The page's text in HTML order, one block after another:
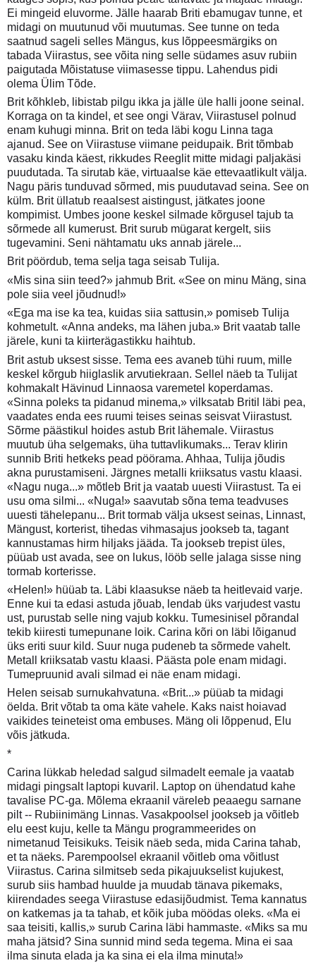
Ei mingeid eluvorme. Jälle haarab Briti ebamugav tunne, et
midagi on muutunud või muutumas. See tunne on teda
saatnud sageli selles Mängus, kus lõppeesmärgiks on
tabada Viirastus, see võita ning selle südames asuv rubiin
paigutada Mõistatuse viimasesse tippu. Lahendus pidi
olema Ülim Tõde.
Brit kõhkleb, libistab pilgu ikka ja jälle üle halli joone seinal.
Korraga on ta kindel, et see ongi Värav, Viirastusel polnud
enam kuhugi minna. Brit on teda läbi kogu Linna taga
ajanud. See on Viirastuse viimane peidupaik. Brit tõmbab
vasaku kinda käest, rikkudes Reeglit mitte midagi paljakäsi
puudutada. Ta sirutab käe, virtuaalse käe ettevaatlikult välja.
Nagu päris tunduvad sõrmed, mis puudutavad seina. See on
külm. Brit üllatub reaalsest aistingust, jätkates joone
kompimist. Umbes joone keskel silmade kõrgusel tajub ta
sõrmede all kumerust. Brit surub mügarat kergelt, siis
tugevamini. Seni nähtamatu uks annab järele...
Brit pöördub, tema selja taga seisab Tulija.
«Mis sina siin teed?» jahmub Brit. «See on minu Mäng, sina
pole siia veel jõudnud!»
«Ega ma ise ka tea, kuidas siia sattusin,» pomiseb Tulija
kohmetult. «Anna andeks, ma lähen juba.» Brit vaatab talle
järele, kuni ta kiirterägastikku haihtub.
Brit astub uksest sisse. Tema ees avaneb tühi ruum, mille
keskel kõrgub hiiglaslik arvutiekraan. Sellel näeb ta Tulijat
kohmakalt Hävinud Linnaosa varemetel koperdamas.
«Sinna poleks ta pidanud minema,» vilksatab Britil läbi pea,
vaadates enda ees ruumi teises seinas seisvat Viirastust.
Sõrme päästikul hoides astub Brit lähemale. Viirastus
muutub üha selgemaks, üha tuttavlikumaks... Terav klirin
sunnib Briti hetkeks pead pöörama. Ahhaa, Tulija jõudis
akna purustamiseni. Järgnes metalli kriiksatus vastu klaasi.
«Nagu nuga...» mõtleb Brit ja vaatab uuesti Viirastust. Ta ei
usu oma silmi... «Nuga!» saavutab sõna tema teadvuses
uuesti tähelepanu... Brit tormab välja uksest seinas, Linnast,
Mängust, korterist, tihedas vihmasajus jookseb ta, tagant
kannustamas hirm hiljaks jääda. Ta jookseb trepist üles,
püüab ust avada, see on lukus, lööb selle jalaga sisse ning
tormab korterisse.
«Helen!» hüüab ta. Läbi klaasukse näeb ta heitlevaid varje.
Enne kui ta edasi astuda jõuab, lendab üks varjudest vastu
ust, purustab selle ning vajub kokku. Tumesinisel põrandal
tekib kiiresti tumepunane loik. Carina kõri on läbi lõiganud
üks eriti suur kild. Suur nuga pudeneb ta sõrmede vahelt.
Metall kriiksatab vastu klaasi. Päästa pole enam midagi.
Tumepruunid avali silmad ei näe enam midagi.
Helen seisab surnukahvatuna. «Brit...» püüab ta midagi
öelda. Brit võtab ta oma käte vahele. Kaks naist hoiavad
vaikides teineteist oma embuses. Mäng oli lõppenud, Elu
võis jätkuda.
*
Carina lükkab heledad salgud silmadelt eemale ja vaatab
midagi pingsalt laptopi kuvaril. Laptop on ühendatud kahe
tavalise PC-ga. Mõlema ekraanil väreleb peaaegu sarnane
pilt -- Rubiinimäng Linnas. Vasakpoolsel jookseb ja võitleb
elu eest kuju, kelle ta Mängu programmeerides on
nimetanud Teisikuks. Teisik näeb seda, mida Carina tahab,
et ta näeks. Parempoolsel ekraanil võitleb oma võitlust
Viirastus. Carina silmitseb seda pikajuukselist kujukest,
surub siis hambad huulde ja muudab tänava pikemaks,
kiirendades seega Viirastuse edasijõudmist. Tema kannatus
on katkemas ja ta tahab, et kõik juba möödas oleks. «Ma ei
saa teisiti, kallis,» surub Carina läbi hammaste. «Miks sa mu
maha jätsid? Sina sunnid mind seda tegema. Mina ei saa
ilma sinuta elada ja ka sina ei ela ilma minuta!»